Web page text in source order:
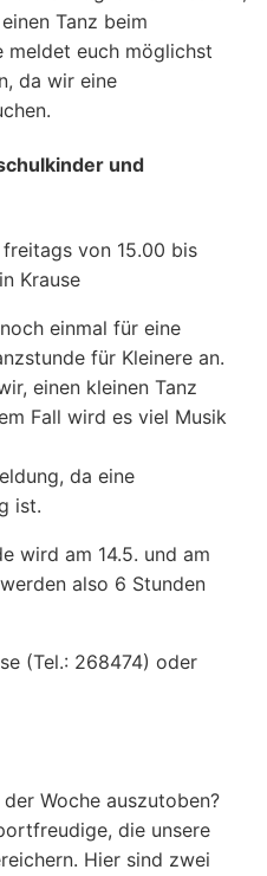
Tanz beim
meldet euch möglichst
da wir eine
und
freitags von 15.00 bis
Krause
einmal für eine
für Kleinere an.
einen kleinen Tanz
Fall wird es viel Musik
da eine
ist.
wird am 14.5. und am
also 6 Stunden
(Tel.: 268474) oder
Woche auszutoben?
die unsere
Hier sind zwei